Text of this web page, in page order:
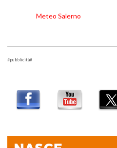
Meteo Salerno
#pubblicità#